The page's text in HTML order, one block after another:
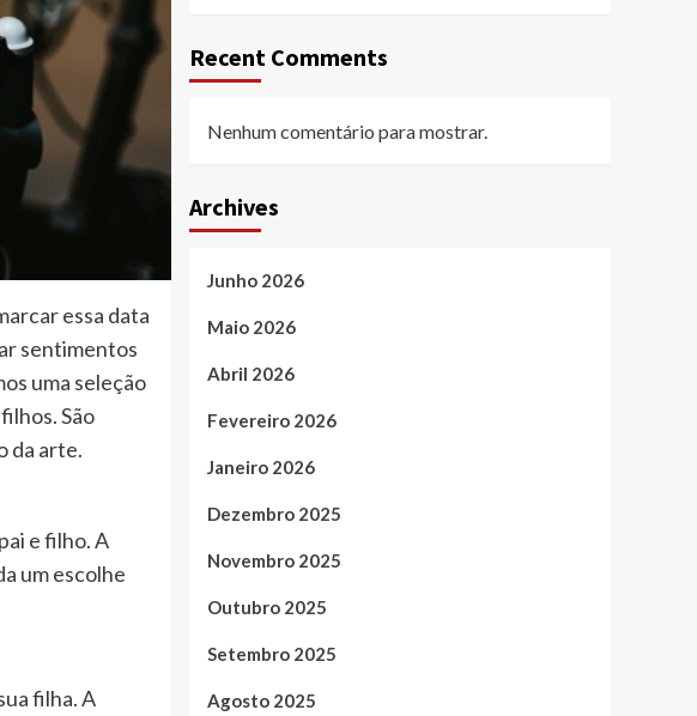
essa data
sentimentos
uma seleção
São
da arte.
e filho. A
um escolhe
filha. A
Recent Comments
Nenhum comentário para mostrar.
Archives
Junho 2026
Maio 2026
Abril 2026
Fevereiro 2026
Janeiro 2026
Dezembro 2025
Novembro 2025
Outubro 2025
Setembro 2025
Agosto 2025